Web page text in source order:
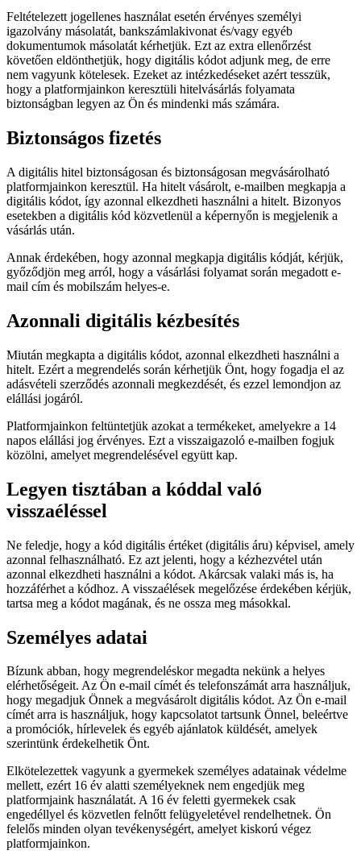
Feltételezett jogellenes használat esetén érvényes személyi
igazolvány másolatát, bankszámlakivonat és/vagy egyéb
dokumentumok másolatát kérhetjük. Ezt az extra ellenőrzést
követően eldönthetjük, hogy digitális kódot adjunk meg, de erre
nem vagyunk kötelesek. Ezeket az intézkedéseket azért tesszük,
hogy a platformjainkon keresztüli hitelvásárlás folyamata
biztonságban legyen az Ön és mindenki más számára.
Biztonságos fizetés
A digitális hitel biztonságosan és biztonságosan megvásárolható
platformjainkon keresztül. Ha hitelt vásárolt, e-mailben megkapja a
digitális kódot, így azonnal elkezdheti használni a hitelt. Bizonyos
esetekben a digitális kód közvetlenül a képernyőn is megjelenik a
vásárlás után.
Annak érdekében, hogy azonnal megkapja digitális kódját, kérjük,
győződjön meg arról, hogy a vásárlási folyamat során megadott e-
mail cím és mobilszám helyes-e.
Azonnali digitális kézbesítés
Miután megkapta a digitális kódot, azonnal elkezdheti használni a
hitelt. Ezért a megrendelés során kérhetjük Önt, hogy fogadja el az
adásvételi szerződés azonnali megkezdését, és ezzel lemondjon az
elállási jogáról.
Platformjainkon feltüntetjük azokat a termékeket, amelyekre a 14
napos elállási jog érvényes. Ezt a visszaigazoló e-mailben fogjuk
közölni, amelyet megrendelésével együtt kap.
Legyen tisztában a kóddal való
visszaéléssel
Ne feledje, hogy a kód digitális értéket (digitális áru) képvisel, amely
azonnal felhasználható. Ez azt jelenti, hogy a kézhezvétel után
azonnal elkezdheti használni a kódot. Akárcsak valaki más is, ha
hozzáférhet a kódhoz. A visszaélések megelőzése érdekében kérjük,
tartsa meg a kódot magának, és ne ossza meg másokkal.
Személyes adatai
Bízunk abban, hogy megrendeléskor megadta nekünk a helyes
elérhetőségeit. Az Ön e-mail címét és telefonszámát arra használjuk,
hogy megadjuk Önnek a megvásárolt digitális kódot. Az Ön e-mail
címét arra is használjuk, hogy kapcsolatot tartsunk Önnel, beleértve
a promóciók, hírlevelek és egyéb ajánlatok küldését, amelyek
szerintünk érdekelhetik Önt.
Elkötelezettek vagyunk a gyermekek személyes adatainak védelme
mellett, ezért 16 év alatti személyeknek nem engedjük meg
platformjaink használatát. A 16 év feletti gyermekek csak
engedéllyel és közvetlen felnőtt felügyeletével rendelhetnek. Ön
felelős minden olyan tevékenységért, amelyet kiskorú végez
platformjainkon.